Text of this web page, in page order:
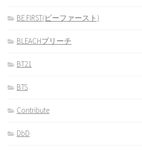
BE:FIRST(ビーファースト)
BLEACHブリーチ
BT21
BTS
Contribute
DbD